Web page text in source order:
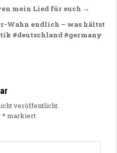
mein Lied für euch →
Wahn endlich – was hältst
#deutschland #germany
veröffentlicht.
* markiert